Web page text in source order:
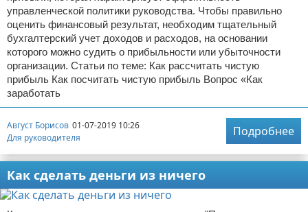
управленческой политики руководства. Чтобы правильно
оценить финансовый результат, необходим тщательный
бухгалтерский учет доходов и расходов, на основании
которого можно судить о прибыльности или убыточности
организации. Статьи по теме: Как рассчитать чистую
прибыль Как посчитать чистую прибыль Вопрос «Как
заработать
Август Борисов 01-07-2019 10:26
Для руководителя
Подробнее
Как сделать деньги из ничего